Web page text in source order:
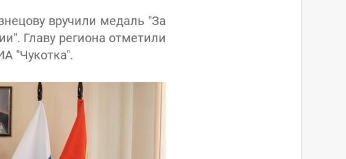
вручили медаль "За
Главу региона отметили
"Чукотка".